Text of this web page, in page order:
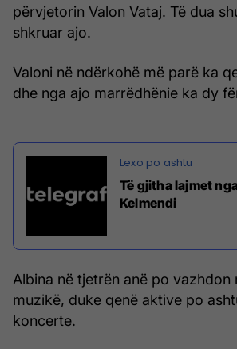
përvjetorin Valon Vataj. Të dua
shkruar ajo.
Valoni në ndërkohë më parë ka
dhe nga ajo marrëdhënie ka dy
Të gjitha lajmet
Kelmendi
Albina në tjetrën anë po vazhdon
muzikë, duke qenë aktive po
koncerte.